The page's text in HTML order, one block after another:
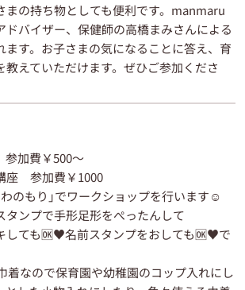
まの持ち物としても便利です。manmaru
ドバイザー、保健師の高橋まみさんによる
ます。お子さまの気になることに答え、育
教えていただけます。ぜひご参加くださ
加費￥500～
座 参加費￥1000
のもり｣でワークショップを行います☺
タンプで手形足形をぺったんして
しても🆗♥️名前スタンプをおしても🆗♥️で
着なので保育園や幼稚園のコップ入れにし